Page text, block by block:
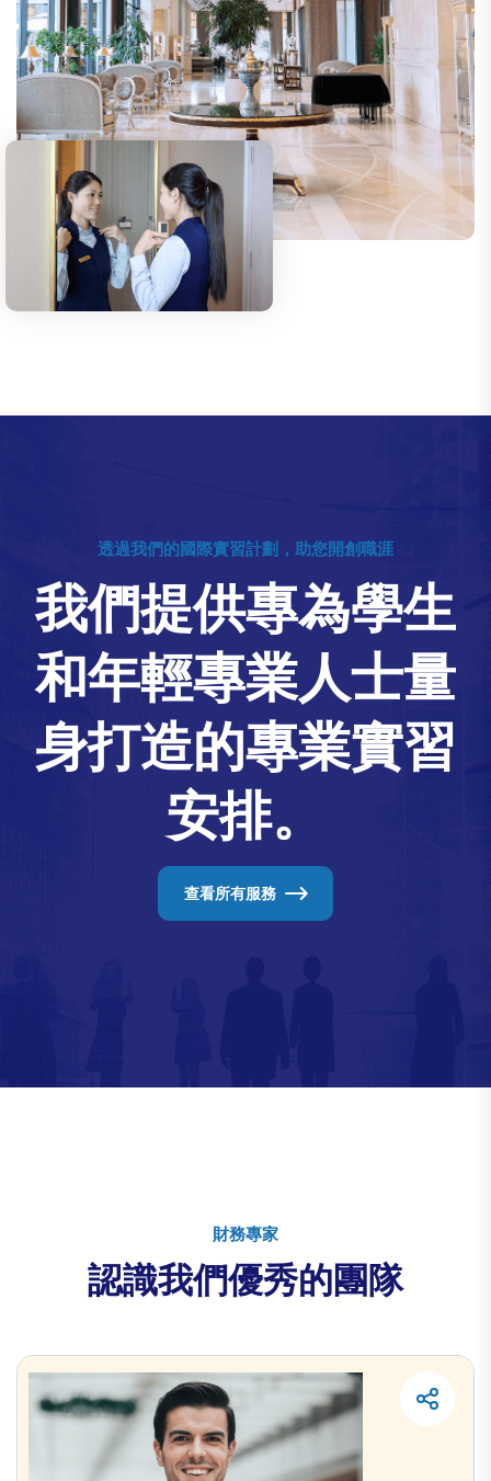
透過我們的國際實習計劃，助您開創職涯
我們提供專為學生
和年輕專業人士量
身打造的專業實習
安排。
查看所有服務
財務專家
認識我們優秀的團隊